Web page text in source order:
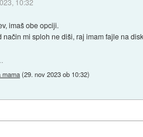
10:32
imaš obe opciji.
način mi sploh ne diši, raj imam fajle na
mama(29. nov 2023 ob 10:32)